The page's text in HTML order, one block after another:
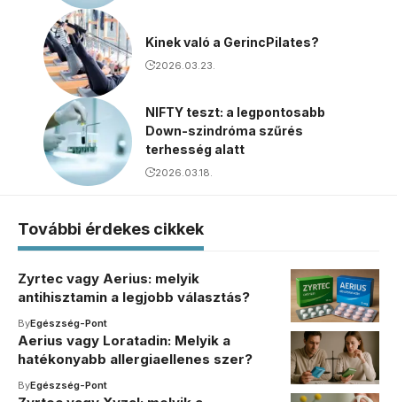
Kinek való a GerincPilates?
2026.03.23.
NIFTY teszt: a legpontosabb
Down-szindróma szűrés
terhesség alatt
2026.03.18.
További érdekes cikkek
Zyrtec vagy Aerius: melyik
antihisztamin a legjobb választás?
ByEgészség-Pont
Aerius vagy Loratadin: Melyik a
hatékonyabb allergiaellenes szer?
ByEgészség-Pont